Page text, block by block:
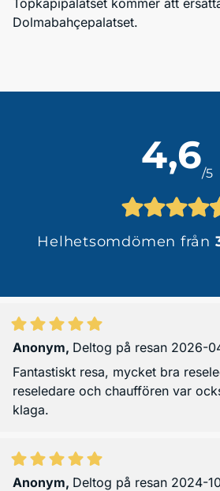
Dolmabahçepalatset.
4,6/5
Helhetsomdömen från
Anonym, Deltog på resan 2026-
Fantastiskt resa, mycket bra
reseledare och chauffören var
klaga.
Anonym, Deltog på resan 2024-